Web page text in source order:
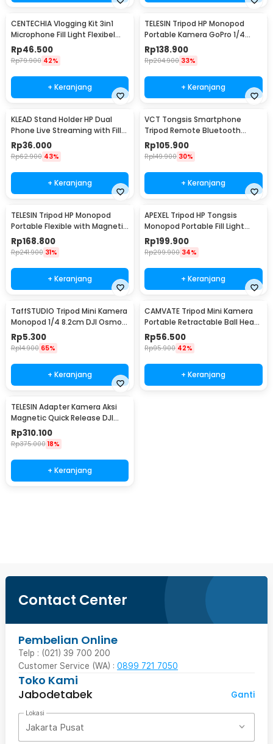
CENTECHIA Vlogging Kit 3in1
Microphone Fill Light Flexibel
Tripod - AY-49
Rp46.500
Rp79.900 42%
+ Keranjang
TELESIN Tripod HP Monopod
Portable Kamera GoPro 1/4
Inch Screw - GP-AAT-003-DZ
Rp138.900
Rp204.900 33%
+ Keranjang
KLEAD Stand Holder HP Dual
Phone Live Streaming with Fill
Light 15.5cm - XXFT001
Rp36.000
Rp62.900 43%
+ Keranjang
VCT Tongsis Smartphone
Tripod Remote Bluetooth
Selfie Stick 1.7M - K28
Rp105.900
Rp149.900 30%
+ Keranjang
TELESIN Tripod HP Monopod
Portable Flexible with Magnetic
Phone Holder - P3-FM-02
Rp168.800
Rp241.900 31%
+ Keranjang
APEXEL Tripod HP Tongsis
Monopod Portable Fill Light
Screw 1/4 Inch - APL-JJ077FL
Rp199.900
Rp299.900 34%
+ Keranjang
TaffSTUDIO Tripod Mini Kamera
Monopod 1/4 8.2cm DJI Osmo
Insta360 - YX-82
Rp5.300
Rp14.900 65%
+ Keranjang
CAMVATE Tripod Mini Kamera
Portable Retractable Ball Head
1/4 Monopod - CM-14
Rp56.500
Rp95.900 42%
+ Keranjang
TELESIN Adapter Kamera Aksi
Magnetic Quick Release DJI
Pocket 3/4/4P - S7-JBK-36-
TDJ
Rp310.100
Rp375.000 18%
+ Keranjang
Contact Center
Pembelian Online
Telp : (021) 39 700 200
Customer Service (WA) : 0899 721 7050
Toko Kami
Jabodetabek
Ganti
Lokasi
Jakarta Pusat